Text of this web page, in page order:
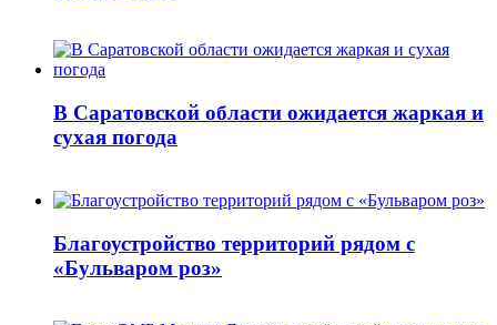
В Саратовской области ожидается жаркая и
сухая погода
Благоустройство территорий рядом с
«Бульваром роз»